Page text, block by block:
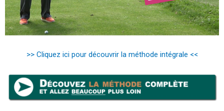
>> Cliquez ici pour découvrir la méthode intégrale <<